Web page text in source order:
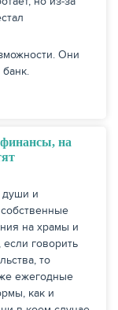
Они
финансы, на
души и
на храмы и
говорить
то
ежегодные
как и